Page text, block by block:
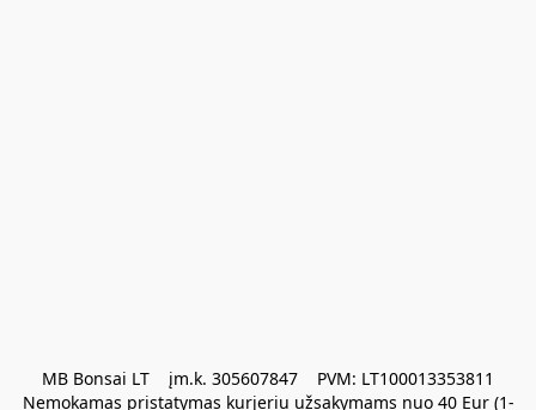
MB Bonsai LT    įm.k. 305607847    PVM: LT100013353811
Nemokamas pristatymas kurjeriu užsakymams nuo 40 Eur (1-